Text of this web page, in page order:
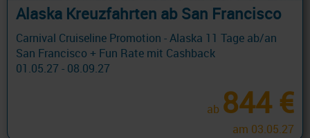
Alaska Kreuzfahrten ab San Francisco
Carnival Cruiseline Promotion - Alaska 11 Tage ab/an
San Francisco + Fun Rate mit Cashback
01.05.27 - 08.09.27
ab 844 €
am 03.05.27